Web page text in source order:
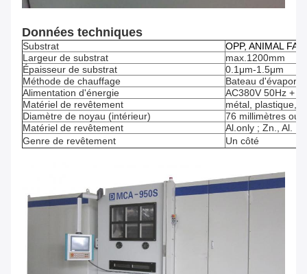
Données techniques
Substrat
OPP, ANIMAL
Largeur de substrat
max.1200mm
Épaisseur de substrat
0.1μm-1.5μm
Méthode de chauffage
Bateau
Alimentation d'énergie
AC380V 50Hz +
Matériel de revêtement
métal, plastique,
Diamètre de noyau (intérieur)
76 millimètres ou
Matériel de revêtement
Al.only ; Zn., Al.
Genre de revêtement
Un côté